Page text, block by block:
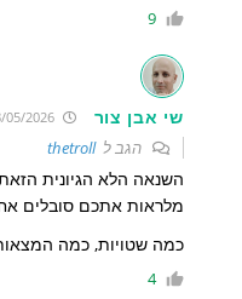
9
שי אבן צור 28/05/2026 16:51:12
הגב לthetroll
השנאה הלא הגיונית
מלראות אתכם סובלים
כמה שטויות, כמה
4